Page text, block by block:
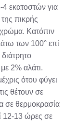
εκατοστών για
πικρής
Κατόπιν
των 100° επί
2% αλάτι.
ότου φύγει
θέτουν σε
σε θερμοκρασία
12-13 ώρες σε